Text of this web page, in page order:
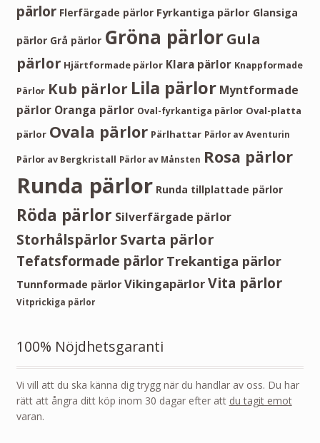
pärlor Flerfärgade pärlor Fyrkantiga pärlor Glansiga
pärlor Grå pärlor Gröna pärlorGula
pärlor Hjärtformade pärlor Klara pärlor Knappformade
Pärlor Kub pärlor Lila pärlor Myntformade
pärlor Oranga pärlor Oval-fyrkantiga pärlor Oval-platta
pärlor Ovala pärlor Pärlhattar Pärlor av Aventurin
Pärlor av Bergkristall Pärlor av Månsten Rosa pärlor
Runda pärlor Runda tillplattade pärlor
Röda pärlor Silverfärgade pärlor
StorhålspärlorSvarta pärlor
Tefatsformade pärlor Trekantiga pärlor
Tunnformade pärlor VikingapärlorVita pärlor
Vitprickiga pärlor
100% Nöjdhetsgaranti
Vi vill att du ska känna dig trygg när du handlar av oss. Du har
rätt att ångra ditt köp inom 30 dagar efter att du tagit emot
varan.